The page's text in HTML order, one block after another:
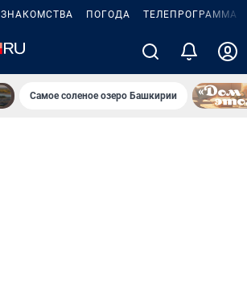
ЗНАКОМСТВА ПОГОДА ТЕЛЕПРОГРАММА
Самое соленое озеро Башкирии